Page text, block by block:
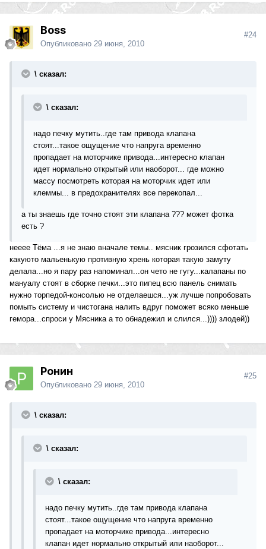
Boss
Опубликовано 29 июня, 2010
#24
\ сказал:
\ сказал:
надо печку мутить..где там привода клапана
стоят...такое ощущение что напруга временно
пропадает на моторчике привода...интересно клапан
идет нормально открытый или наоборот... где можно
массу посмотреть которая на моторчик идет или
клеммы... в предохранителях все перекопал...
а ты знаешь где точно стоят эти клапана ??? может фотка
есть ?
нееее Тёма ...я не знаю вначале темы.. мясник грозился сфотать
какуюто мальенькую противную хрень которая такую замуту
делала...но я пару раз напоминал...он чето не гугу...калапаны по
мануалу стоят в сборке печки...это пипец всю панель снимать
нужно торпедой-консолью не отделаешся...уж лучше попробовать
помыть систему и чистогана налить вдруг поможет всяко меньше
гемора...спроси у Мясника а то обнадежил и слился...)))) злодей))
Ронин
Опубликовано 29 июня, 2010
#25
\ сказал:
\ сказал:
\ сказал:
надо печку мутить..где там привода клапана
стоят...такое ощущение что напруга временно
пропадает на моторчике привода...интересно
клапан идет нормально открытый или наоборот...